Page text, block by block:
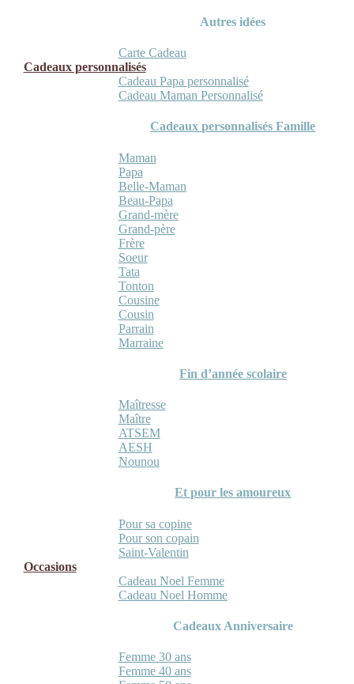
Autres idées
Carte Cadeau
Cadeaux personnalisés
Cadeau Papa personnalisé
Cadeau Maman Personnalisé
Cadeaux personnalisés Famille
Maman
Papa
Belle-Maman
Beau-Papa
Grand-mère
Grand-père
Frère
Soeur
Tata
Tonton
Cousine
Cousin
Parrain
Marraine
Fin d’année scolaire
Maîtresse
Maître
ATSEM
AESH
Nounou
Et pour les amoureux
Pour sa copine
Pour son copain
Saint-Valentin
Occasions
Cadeau Noel Femme
Cadeau Noel Homme
Cadeaux Anniversaire
Femme 30 ans
Femme 40 ans